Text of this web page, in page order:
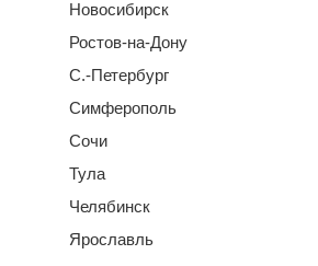
Новосибирск
Ростов-на-Дону
С.-Петербург
Симферополь
Сочи
Тула
Челябинск
Ярославль